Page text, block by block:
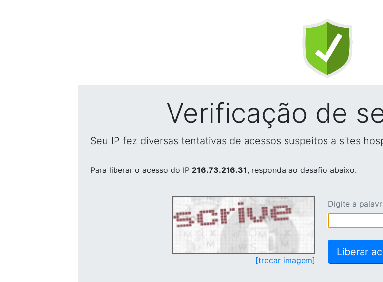
Verificação de
Seu IP fez diversas tentativas de acessos suspeitos a sites
Para liberar o acesso do IP 216.73.216.31, responda ao desafio abaixo.
[trocar imagem]
Digite a